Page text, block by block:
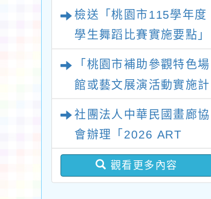
檢送「桃園市115學年度
學生舞蹈比賽實施要點」
1份
「桃園市補助參觀特色場
館或藝文展演活動實施計
社團法人中華民國畫廊協
會辦理「2026 ART
TAIPEI臺北國際藝術博
覽會」之「藝術教育日」
觀看更多內容